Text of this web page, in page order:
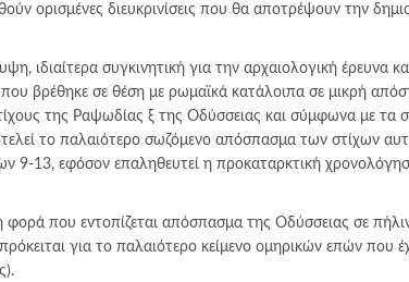
ορισμένες διευκρινίσεις που θα αποτρέψουν την
ιδιαίτερα συγκινητική για την αρχαιολογική έρευνα
βρέθηκε σε θέση με ρωμαϊκά κατάλοιπα σε μικρή
της Ραψωδίας ξ της Οδύσσειας και σύμφωνα με τα
το παλαιότερο σωζόμενο απόσπασμα των στίχων
9-13, εφόσον επαληθευτεί η προκαταρκτική
φορά που εντοπίζεται απόσπασμα της Οδύσσειας σε
για το παλαιότερο κείμενο ομηρικών επών που